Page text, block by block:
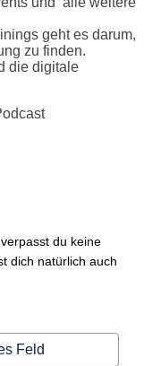
geht es darum,
zu finden.
die digitale
du keine
dich natürlich auch